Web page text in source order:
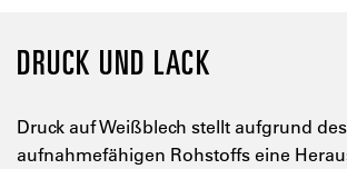
DRUCK UND LACK
Druck auf Weißblech stellt aufgrund
aufnahmefähigen Rohstoffs eine